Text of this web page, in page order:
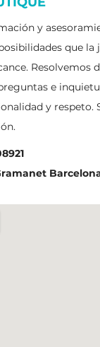
y
que la
Resolvemos
e
y respeto.